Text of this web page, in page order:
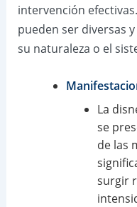
intervención
pueden ser diversas
su naturaleza o el
La
se
de las
surgir